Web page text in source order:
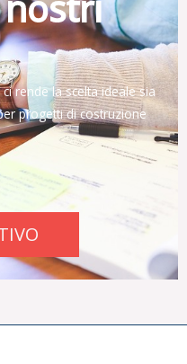
rende la scelta ideale sia
progetti di costruzione